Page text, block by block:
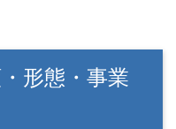
形態・事業